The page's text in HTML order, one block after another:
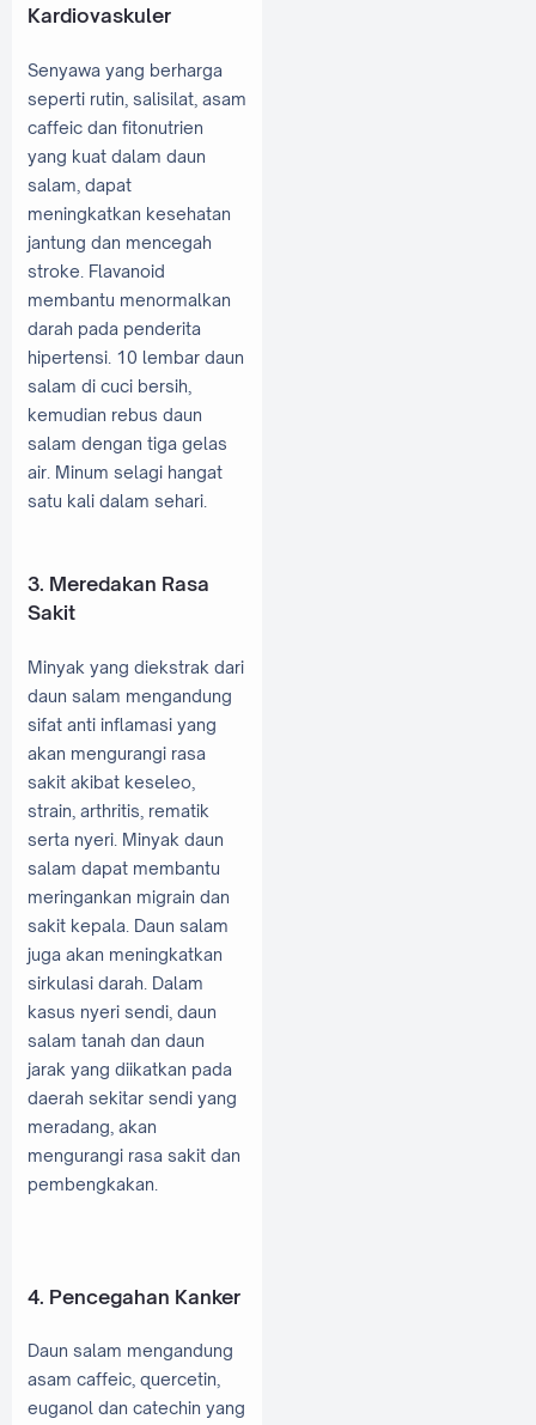
Kardiovaskuler
Senyawa yang berharga
seperti rutin, salisilat, asam
caffeic dan fitonutrien
yang kuat dalam daun
salam, dapat
meningkatkan kesehatan
jantung dan mencegah
stroke. Flavanoid
membantu menormalkan
darah pada penderita
hipertensi. 10 lembar daun
salam di cuci bersih,
kemudian rebus daun
salam dengan tiga gelas
air. Minum selagi hangat
satu kali dalam sehari.
3. Meredakan Rasa
Sakit
Minyak yang diekstrak dari
daun salam mengandung
sifat anti inflamasi yang
akan mengurangi rasa
sakit akibat keseleo,
strain, arthritis, rematik
serta nyeri. Minyak daun
salam dapat membantu
meringankan migrain dan
sakit kepala. Daun salam
juga akan meningkatkan
sirkulasi darah. Dalam
kasus nyeri sendi, daun
salam tanah dan daun
jarak yang diikatkan pada
daerah sekitar sendi yang
meradang, akan
mengurangi rasa sakit dan
pembengkakan.
4. Pencegahan Kanker
Daun salam mengandung
asam caffeic, quercetin,
euganol dan catechin yang